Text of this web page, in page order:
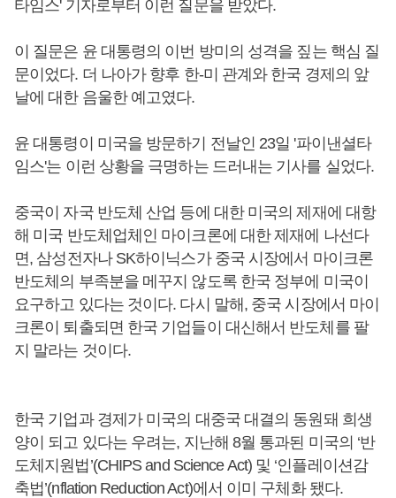
타임스' 기자로부터 이런 질문을 받았다.
이 질문은 윤 대통령의 이번 방미의 성격을 짚는 핵심 질
문이었다. 더 나아가 향후 한-미 관계와 한국 경제의 앞
날에 대한 음울한 예고였다.
윤 대통령이 미국을 방문하기 전날인 23일 '파이낸셜타
임스'는 이런 상황을 극명하는 드러내는 기사를 실었다.
중국이 자국 반도체 산업 등에 대한 미국의 제재에 대항
해 미국 반도체업체인 마이크론에 대한 제재에 나선다
면, 삼성전자나 SK하이닉스가 중국 시장에서 마이크론
반도체의 부족분을 메꾸지 않도록 한국 정부에 미국이
요구하고 있다는 것이다. 다시 말해, 중국 시장에서 마이
크론이 퇴출되면 한국 기업들이 대신해서 반도체를 팔
지 말라는 것이다.
한국 기업과 경제가 미국의 대중국 대결의 동원돼 희생
양이 되고 있다는 우려는, 지난해 8월 통과된 미국의 ‘반
도체지원법’(CHIPS and Science Act) 및 ‘인플레이션감
축법’(nflation Reduction Act)에서 이미 구체화 됐다.